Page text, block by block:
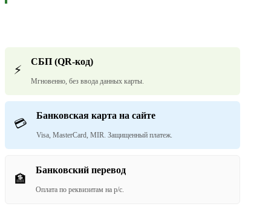
⚡
СБП (QR-код)
Мгновенно, без ввода данных карты.
💳
Банковская карта на сайте
Visa, MasterCard, MIR. Защищенный платеж.
🏦
Банковский перевод
Оплата по реквизитам на р/с.